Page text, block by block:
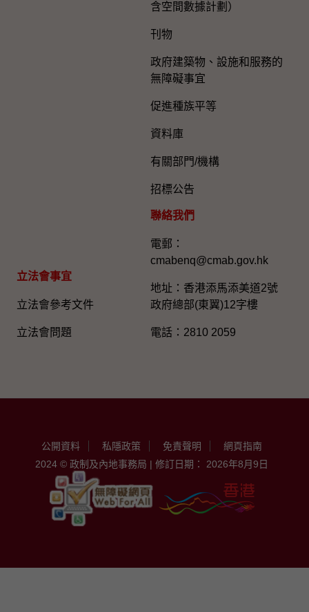
立法會事宜
立法會參考文件
立法會問題
含空間數據計劃）
刊物
政府建築物、設施和服務的
無障礙事宜
促進種族平等
資料庫
有關部門/機構
招標公告
聯絡我們
電郵：
cmabenq@cmab.gov.hk​
地址：香港添馬添美道2號
政府總部(東翼)12字樓
電話：2810 2059
公開資料 私隱政策 免責聲明
網頁指南
2024 © 政制及內地事務局 | 修訂日期： 2026年8月9日